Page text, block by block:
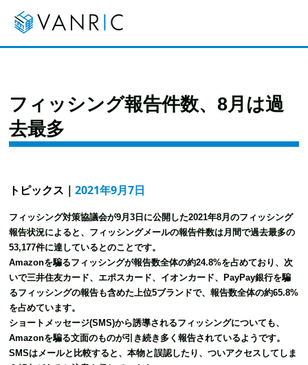
フィッシング報告件数、8月は過
去最多
トピックス ｜2021年9月7日
フィッシング対策協議会が9月3日に公開した2021年8月のフィッシング
報告状況によると、フィッシングメールの報告件数は月間で過去最多の
53,177件に達しているとのことです。
Amazonを騙るフィッシングが報告数全体の約24.8%を占めており、次
いで三井住友カード、エポスカード、イオンカード、PayPay銀行を騙
るフィッシングの報告も含めた上位5ブランドで、報告数全体の約65.8%
を占めています。
ショートメッセージ(SMS)から誘導されるフィッシングについても、
Amazonを騙る文面のものが引き続き多く報告されているようです。
SMSはメールと比較すると、本物と誤認したり、ついアクセスしてしま